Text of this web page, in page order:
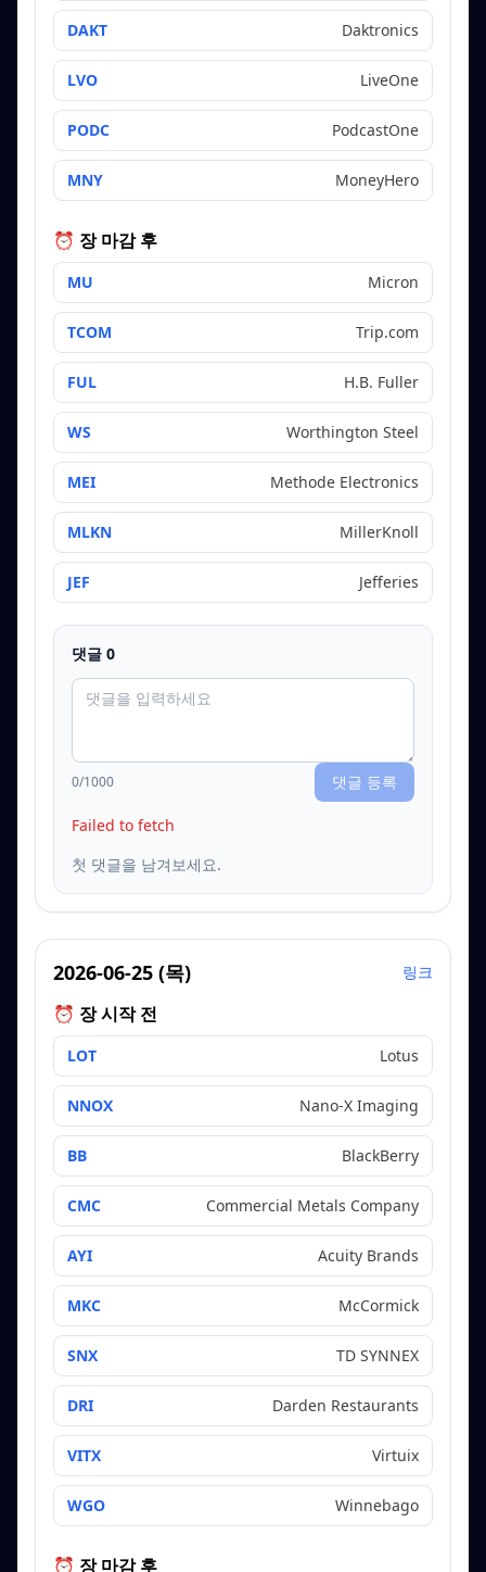
DAKT Daktronics
LVO LiveOne
PODC PodcastOne
MNY MoneyHero
⏰ 장 마감 후
MU Micron
TCOM Trip.com
FUL H.B. Fuller
WS Worthington Steel
MEI Methode Electronics
MLKN MillerKnoll
JEF Jefferies
댓글 0
0/1000 댓글 등록
Failed to fetch
첫 댓글을 남겨보세요.
2026-06-25 (목) 링크
⏰ 장 시작 전
LOT Lotus
NNOX Nano-X Imaging
BB BlackBerry
CMC Commercial Metals Company
AYI Acuity Brands
MKC McCormick
SNX TD SYNNEX
DRI Darden Restaurants
VITX Virtuix
WGO Winnebago
⏰ 장 마감 후